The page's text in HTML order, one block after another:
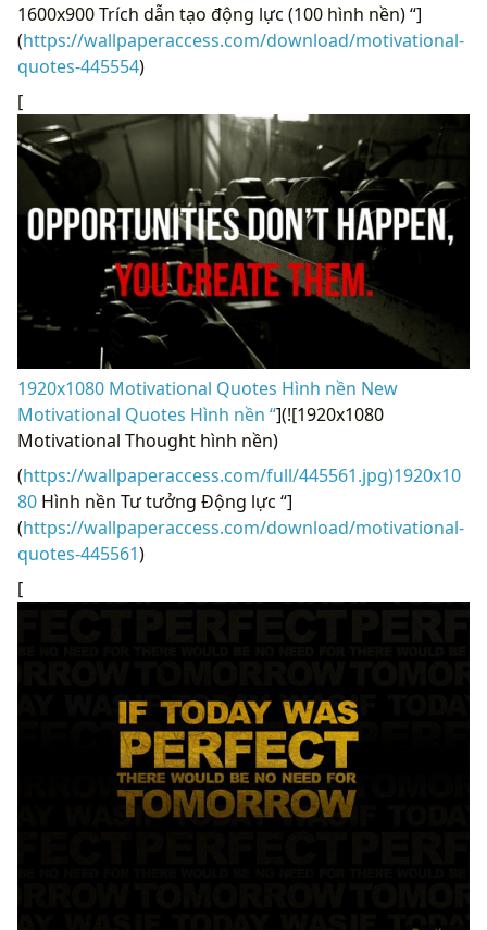
1600x900 Trích dẫn tạo động lực (100 hình nền) “]
(https://wallpaperaccess.com/download/motivational-
quotes-445554)
[
1920x1080 Motivational Quotes Hình nền New
Motivational Quotes Hình nền “](![1920x1080
Motivational Thought hình nền)
(https://wallpaperaccess.com/full/445561.jpg)1920x10
80 Hình nền Tư tưởng Động lực “]
(https://wallpaperaccess.com/download/motivational-
quotes-445561)
[